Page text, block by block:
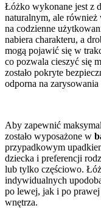
Łóżko wykonane jest z
naturalnym, ale również
na codzienne
nabiera charakteru, a
mogą pojawić się w
co pozwala cieszyć się
zostało pokryte
odporna na
Aby zapewnić
zostało wyposażone w
przypadkowym
dziecka i preferencji
lub tylko częściowo.
indywidualnych
po lewej, jak i po prawej
wnętrza.